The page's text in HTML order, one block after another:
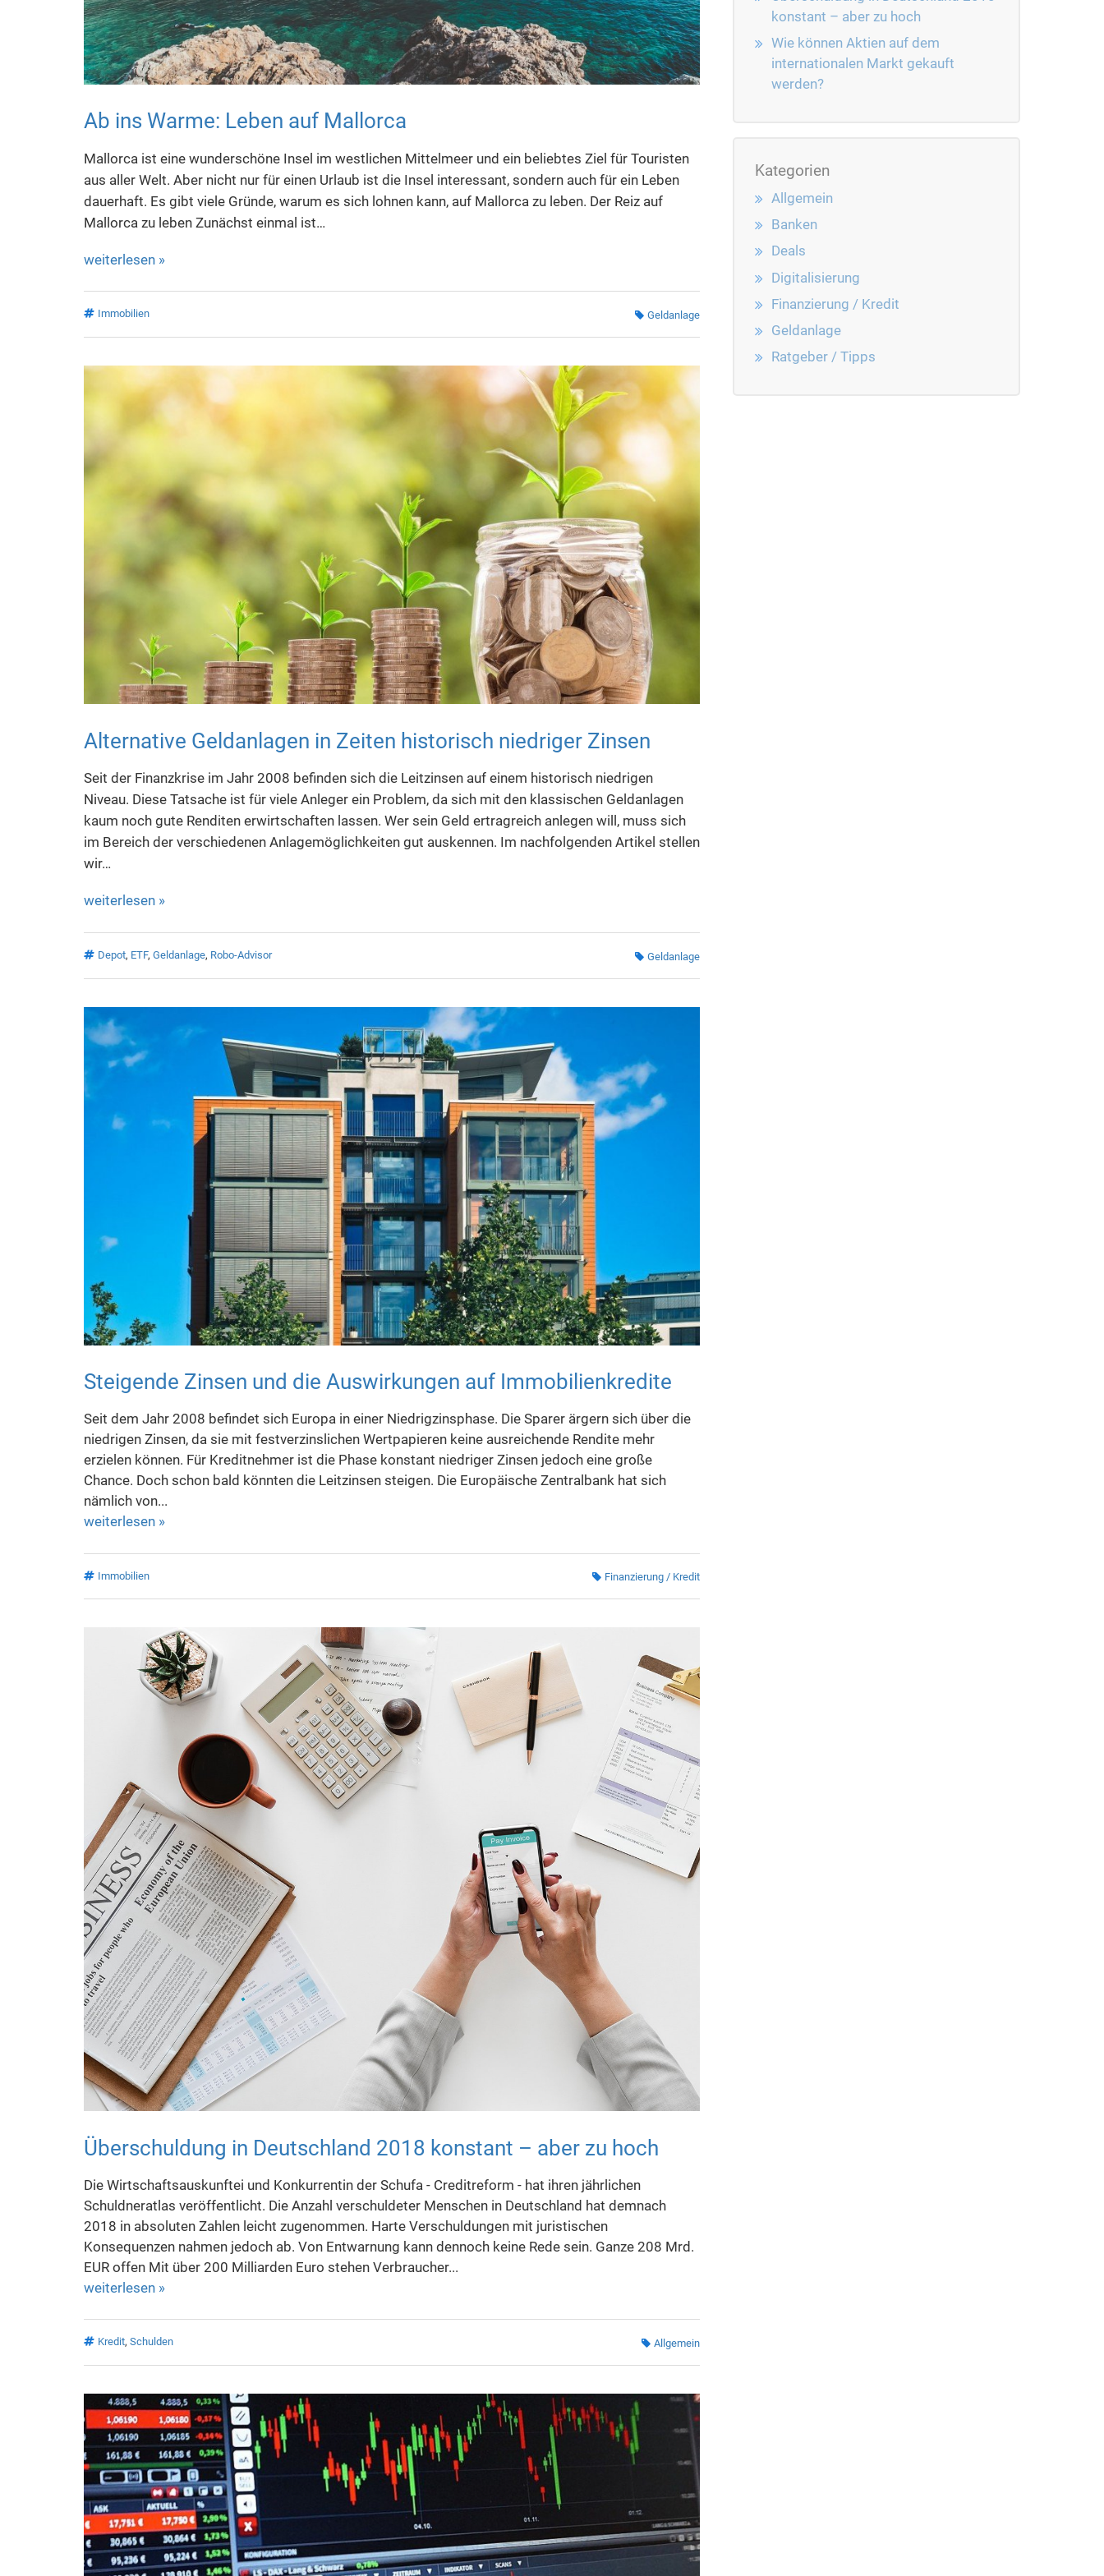
Ab ins Warme: Leben auf Mallorca
Mallorca ist eine wunderschöne Insel im westlichen Mittelmeer und ein beliebtes Ziel für Touristen
aus aller Welt. Aber nicht nur für einen Urlaub ist die Insel interessant, sondern auch für ein Leben
dauerhaft. Es gibt viele Gründe, warum es sich lohnen kann, auf Mallorca zu leben. Der Reiz auf
Mallorca zu leben Zunächst einmal ist…
weiterlesen »
Immobilien Geldanlage
Alternative Geldanlagen in Zeiten historisch niedriger Zinsen
Seit der Finanzkrise im Jahr 2008 befinden sich die Leitzinsen auf einem historisch niedrigen
Niveau. Diese Tatsache ist für viele Anleger ein Problem, da sich mit den klassischen Geldanlagen
kaum noch gute Renditen erwirtschaften lassen. Wer sein Geld ertragreich anlegen will, muss sich
im Bereich der verschiedenen Anlagemöglichkeiten gut auskennen. Im nachfolgenden Artikel stellen
wir…
weiterlesen »
Depot, ETF, Geldanlage, Robo-Advisor Geldanlage
Steigende Zinsen und die Auswirkungen auf Immobilienkredite
Seit dem Jahr 2008 befindet sich Europa in einer Niedrigzinsphase. Die Sparer ärgern sich über die
niedrigen Zinsen, da sie mit festverzinslichen Wertpapieren keine ausreichende Rendite mehr
erzielen können. Für Kreditnehmer ist die Phase konstant niedriger Zinsen jedoch eine große
Chance. Doch schon bald könnten die Leitzinsen steigen. Die Europäische Zentralbank hat sich
nämlich von...
weiterlesen »
Immobilien Finanzierung / Kredit
Überschuldung in Deutschland 2018 konstant – aber zu hoch
Die Wirtschaftsauskunftei und Konkurrentin der Schufa - Creditreform - hat ihren jährlichen
Schuldneratlas veröffentlicht. Die Anzahl verschuldeter Menschen in Deutschland hat demnach
2018 in absoluten Zahlen leicht zugenommen. Harte Verschuldungen mit juristischen
Konsequenzen nahmen jedoch ab. Von Entwarnung kann dennoch keine Rede sein. Ganze 208 Mrd.
EUR offen Mit über 200 Milliarden Euro stehen Verbraucher...
weiterlesen »
Kredit, Schulden Allgemein
konstant – aber zu hoch
Wie können Aktien auf dem
internationalen Markt gekauft
werden?
Kategorien
Allgemein
Banken
Deals
Digitalisierung
Finanzierung / Kredit
Geldanlage
Ratgeber / Tipps